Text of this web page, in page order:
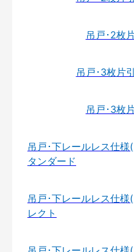
吊戸･2枚
吊戸･3枚片
吊戸･3枚
吊戸･下レールレス仕
タンダード
吊戸･下レールレス仕
レクト